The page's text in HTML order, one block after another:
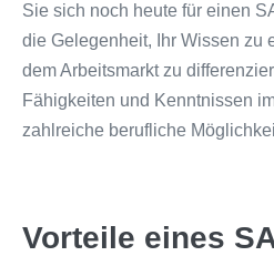
Sie sich noch heute für einen
die Gelegenheit, Ihr Wissen zu
dem Arbeitsmarkt zu
Fähigkeiten und Kenntnissen
zahlreiche berufliche
Vorteile eines